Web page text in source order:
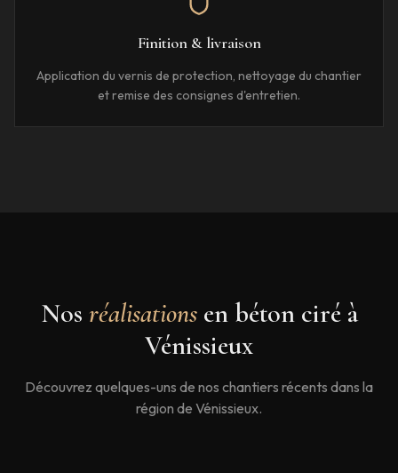
Finition & livraison
Application du vernis de protection, nettoyage du chantier
et remise des consignes d'entretien.
Nos réalisationsen béton ciré à
Vénissieux
Découvrez quelques-uns de nos chantiers récents dans la
région de Vénissieux.